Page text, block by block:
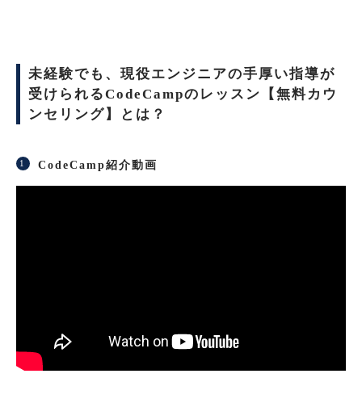
未経験でも、現役エンジニアの手厚い指導が
受けられるCodeCampのレッスン【無料カウ
ンセリング】とは？
CodeCamp紹介動画